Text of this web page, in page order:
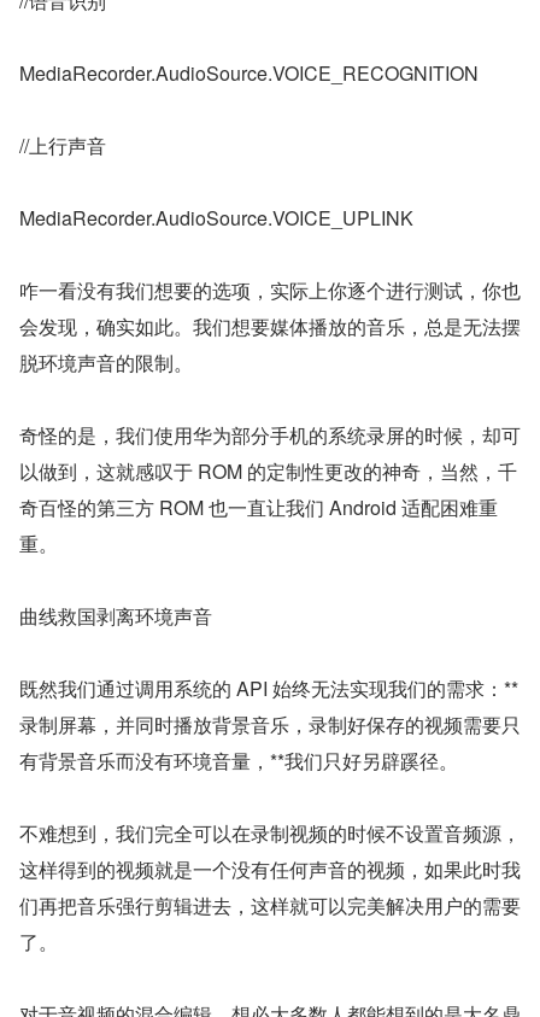
MediaRecorder.AudioSource.VOICE_RECOGNITION
//上行声音
MediaRecorder.AudioSource.VOICE_UPLINK
咋一看没有我们想要的选项，实际上你逐个进行测试，你也
会发现，确实如此。我们想要媒体播放的音乐，总是无法摆
脱环境声音的限制。
奇怪的是，我们使用华为部分手机的系统录屏的时候，却可
以做到，这就感叹于 ROM 的定制性更改的神奇，当然，千
奇百怪的第三方 ROM 也一直让我们 Android 适配困难重
重。
曲线救国剥离环境声音
既然我们通过调用系统的 API 始终无法实现我们的需求：**
录制屏幕，并同时播放背景音乐，录制好保存的视频需要只
有背景音乐而没有环境音量，**我们只好另辟蹊径。
不难想到，我们完全可以在录制视频的时候不设置音频源，
这样得到的视频就是一个没有任何声音的视频，如果此时我
们再把音乐强行剪辑进去，这样就可以完美解决用户的需要
了。